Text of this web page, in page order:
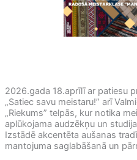
2026.gada 18.aprīlī ar patiesu
„Satiec savu meistaru!” arī
„Riekums” telpās, kur notika
aplūkojama audzēkņu un
Izstādē akcentēta aušanas
mantojuma saglabāšanā un